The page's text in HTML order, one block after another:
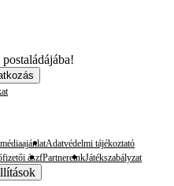
Adatvédelmi tájékoztató
ászfPartnereinkJátékszabályzat